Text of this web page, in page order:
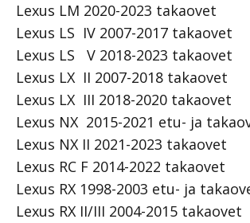
Lexus LM 2020-2023 takaovet
Lexus LS IV 2007-2017 takaovet
Lexus LS V 2018-2023 takaovet
Lexus LX II 2007-2018 takaovet
Lexus LX III 2018-2020 takaovet
Lexus NX 2015-2021 etu- ja
Lexus NX II 2021-2023 takaovet
Lexus RC F 2014-2022 takaovet
Lexus RX 1998-2003 etu- ja
Lexus RX II/III 2004-2015 takaovet